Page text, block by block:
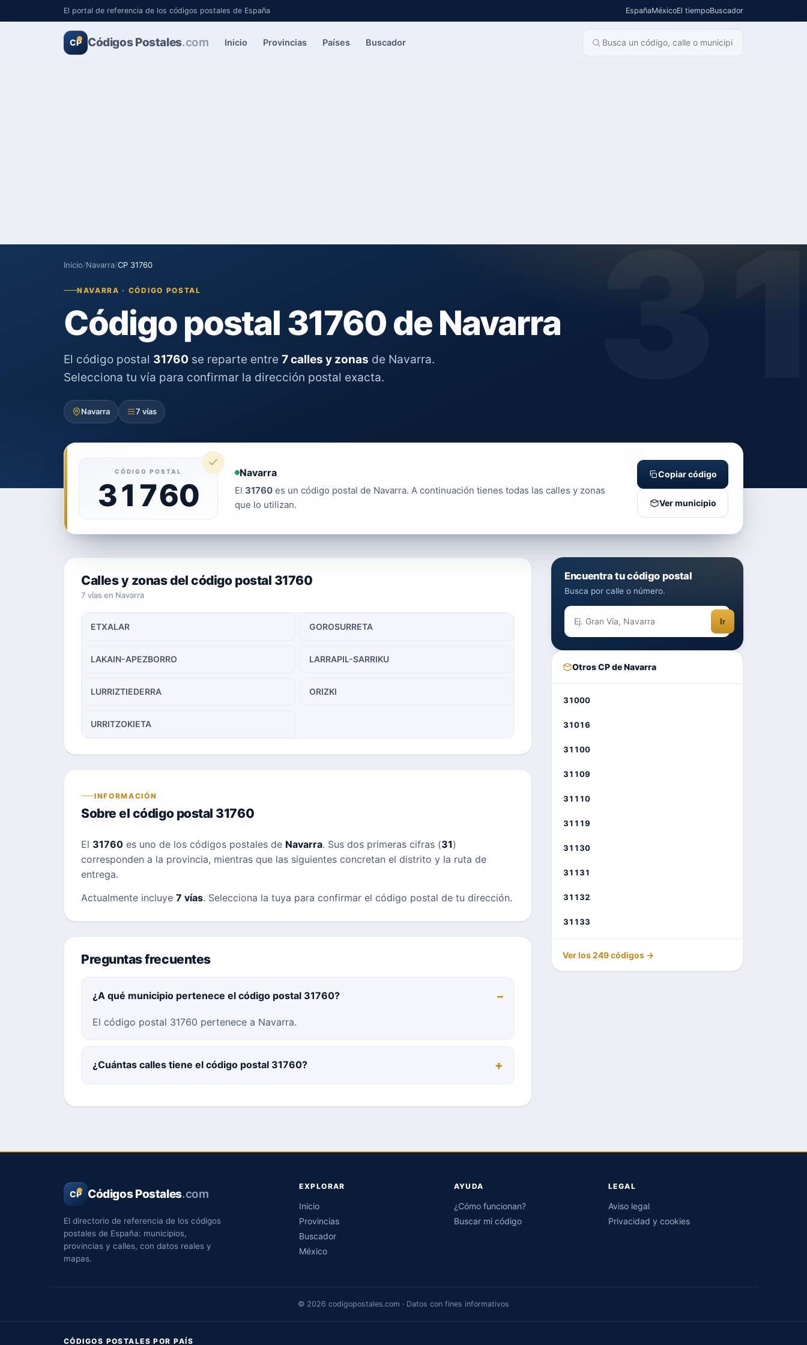
El portal de referencia de los códigos postales de España EspañaMéxicoEl tiempoBuscador
CP Códigos Postales.com Inicio Provincias Países Buscador
Inicio/Navarra/CP 31760
NAVARRA · CÓDIGO POSTAL
Código postal 31760 de Navarra
El código postal 31760 se reparte entre 7 calles y zonas de Navarra.
Selecciona tu vía para confirmar la dirección postal exacta.
Navarra 7 vías
CÓDIGO POSTAL
31760
Navarra
El 31760 es un código postal de Navarra. A continuación tienes todas las calles y zonas
que lo utilizan.
Copiar código
Ver municipio
Calles y zonas del código postal 31760
7 vías en Navarra
ETXALAR GOROSURRETA
LAKAIN-APEZBORRO LARRAPIL-SARRIKU
LURRIZTIEDERRA ORIZKI
URRITZOKIETA
INFORMACIÓN
Sobre el código postal 31760
El 31760 es uno de los códigos postales de Navarra. Sus dos primeras cifras (31)
corresponden a la provincia, mientras que las siguientes concretan el distrito y la ruta de
entrega.
Actualmente incluye 7 vías. Selecciona la tuya para confirmar el código postal de tu dirección.
Preguntas frecuentes
¿A qué municipio pertenece el código postal 31760?
El código postal 31760 pertenece a Navarra.
¿Cuántas calles tiene el código postal 31760?
Encuentra tu código postal
Busca por calle o número.
Ir
Otros CP de Navarra
31000
31016
31100
31109
31110
31119
31130
31131
31132
31133
Ver los 249 códigos →
CP Códigos Postales.com
El directorio de referencia de los códigos
postales de España: municipios,
provincias y calles, con datos reales y
mapas.
EXPLORAR
Inicio
Provincias
Buscador
México
AYUDA
¿Cómo funcionan?
Buscar mi código
LEGAL
Aviso legal
Privacidad y cookies
© 2026 codigopostales.com · Datos con fines informativos
CÓDIGOS POSTALES POR PAÍS